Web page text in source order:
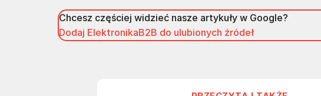
Chcesz częściej widzieć nasze artykuły w Google?
Dodaj ElektronikaB2B do ulubionych źródeł